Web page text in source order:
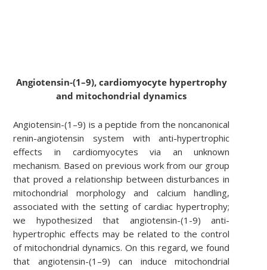
Angiotensin-(1–9), cardiomyocyte hypertrophy
and mitochondrial dynamics
Angiotensin-(1–9) is a peptide from the noncanonical
renin-angiotensin system with anti-hypertrophic
effects in cardiomyocytes via an unknown
mechanism. Based on previous work from our group
that proved a relationship between disturbances in
mitochondrial morphology and calcium handling,
associated with the setting of cardiac hypertrophy;
we hypothesized that angiotensin-(1-9) anti-
hypertrophic effects may be related to the control
of mitochondrial dynamics. On this regard, we found
that angiotensin-(1–9) can induce mitochondrial